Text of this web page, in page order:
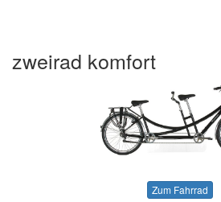
zweirad komfort
Zum Fahrrad